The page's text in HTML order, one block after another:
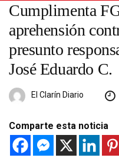
Cumplimenta
aprehensión
presunto
José Eduardo C.
El Clarín Diario
Comparte esta noticia